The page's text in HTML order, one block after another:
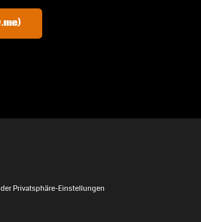
Privatsphäre-Einstellungen